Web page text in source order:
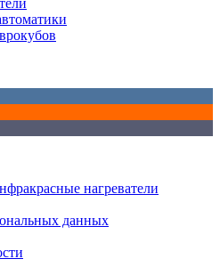
нагреватели
данных